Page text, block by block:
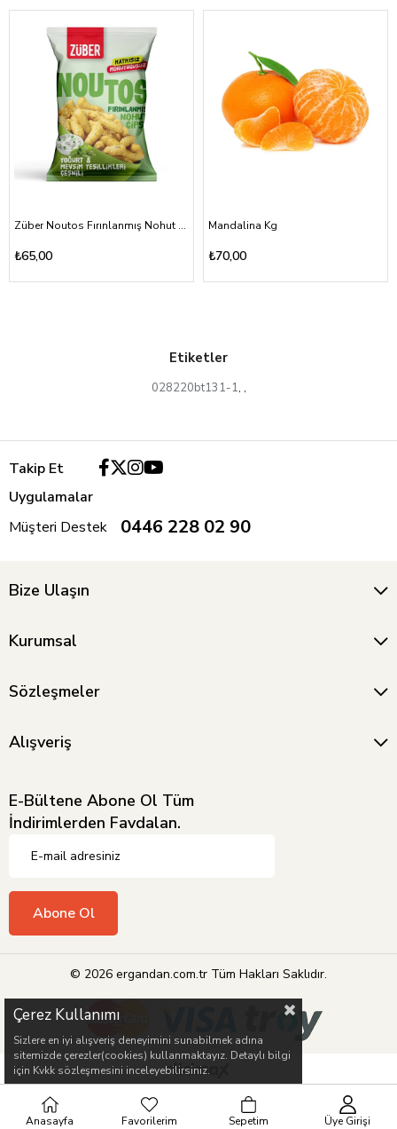
Züber Noutos Fırınlanmış Nohut Cipsi Yoğurt Mevsim Yeşillikleri 55gr
₺65,00
Mandalina Kg
₺70,00
Etiketler
028220bt131-1, ,
Takip Et
Uygulamalar
Müşteri Destek
0446 228 02 90
Bize Ulaşın
Kurumsal
Sözleşmeler
Alışveriş
E-Bültene Abone Ol Tüm
İndirimlerden Favdalan.
Abone Ol
© 2026 ergandan.com.tr Tüm Hakları Saklıdır.
Çerez Kullanımı
Sizlere en iyi alışveriş deneyimini sunabilmek adına
sitemizde çerezler(cookies) kullanmaktayız. Detaylı bilgi
için Kvkk sözleşmesini inceleyebilirsiniz.
Anasayfa Favorilerim Sepetim Üye Girişi